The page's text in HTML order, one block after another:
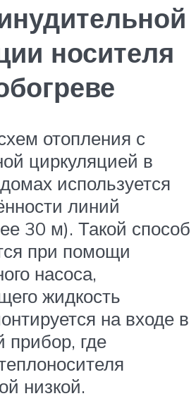
носителя
отопления с
циркуляцией в
используется
линий
30 м). Такой способ
при помощи
насоса,
жидкость
на входе в
прибор, где
низкой.